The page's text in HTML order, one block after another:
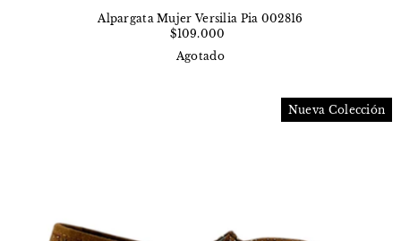
Alpargata Mujer Versilia Pia 002816
$109.000
Agotado
Nueva Colección